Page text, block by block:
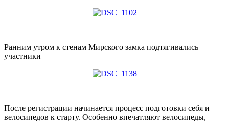
Ранним утром к стенам Мирского замка подтягивались
участники
После регистрации начинается процесс подготовки себя и
велосипедов к старту. Особенно впечатляют велосипеды,